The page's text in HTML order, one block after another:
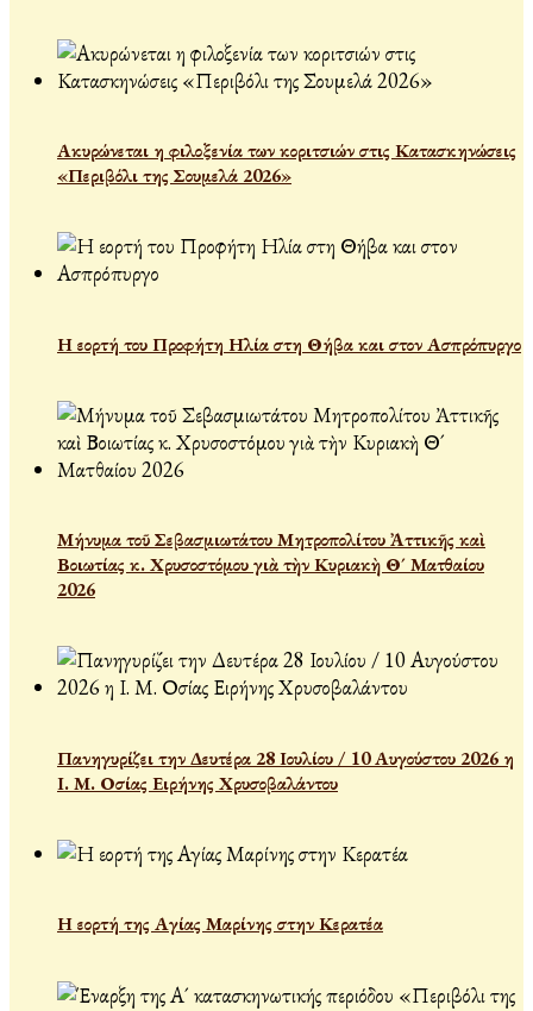
Ακυρώνεται η φιλοξενία των κοριτσιών στις Κατασκηνώσεις
«Περιβόλι της Σουμελά 2026»
Η εορτή του Προφήτη Ηλία στη Θήβα και στον Ασπρόπυργο
Μήνυμα τοῦ Σεβασμιωτάτου Μητροπολίτου Ἀττικῆς καὶ
Βοιωτίας κ. Χρυσοστόμου γιὰ τὴν Κυριακὴ Θ´ Ματθαίου
2026
Πανηγυρίζει την Δευτέρα 28 Ιουλίου / 10 Αυγούστου 2026 η
Ι. Μ. Οσίας Ειρήνης Χρυσοβαλάντου
Η εορτή της Αγίας Μαρίνης στην Κερατέα